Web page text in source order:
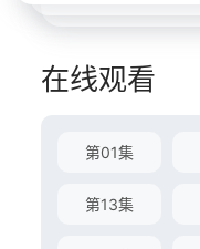
在线观看
第01集
第13集